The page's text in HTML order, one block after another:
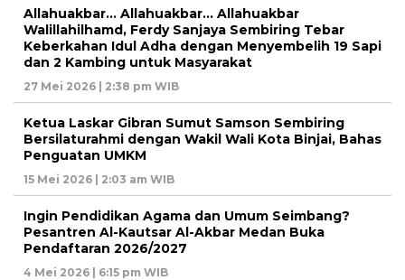
Allahuakbar… Allahuakbar… Allahuakbar
Walillahilhamd, Ferdy Sanjaya Sembiring Tebar
Keberkahan Idul Adha dengan Menyembelih 19 Sapi
dan 2 Kambing untuk Masyarakat
27 Mei 2026 | 2:38 pm WIB
Ketua Laskar Gibran Sumut Samson Sembiring
Bersilaturahmi dengan Wakil Wali Kota Binjai, Bahas
Penguatan UMKM
15 Mei 2026 | 2:03 am WIB
Ingin Pendidikan Agama dan Umum Seimbang?
Pesantren Al-Kautsar Al-Akbar Medan Buka
Pendaftaran 2026/2027
4 Mei 2026 | 6:15 pm WIB